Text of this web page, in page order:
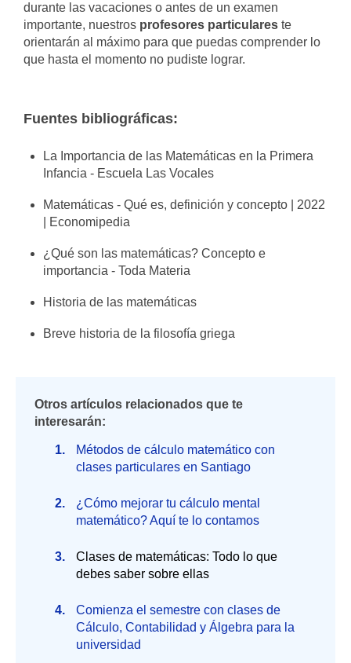
durante las vacaciones o antes de un examen
importante, nuestros profesores particulares te
orientarán al máximo para que puedas comprender lo
que hasta el momento no pudiste lograr.
Fuentes bibliográficas:
La Importancia de las Matemáticas en la Primera
Infancia - Escuela Las Vocales
Matemáticas - Qué es, definición y concepto | 2022
| Economipedia
¿Qué son las matemáticas? Concepto e
importancia - Toda Materia
Historia de las matemáticas
Breve historia de la filosofía griega
Otros artículos relacionados que te
interesarán:
Métodos de cálculo matemático con
clases particulares en Santiago
¿Cómo mejorar tu cálculo mental
matemático? Aquí te lo contamos
Clases de matemáticas: Todo lo que
debes saber sobre ellas
Comienza el semestre con clases de
Cálculo, Contabilidad y Álgebra para la
universidad